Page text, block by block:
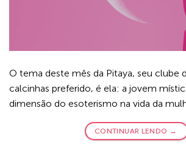
O tema deste mês da Pitaya, seu clube
calcinhas preferido, é ela: a jovem
dimensão do esoterismo na vida da
CONTINUAR LENDO →